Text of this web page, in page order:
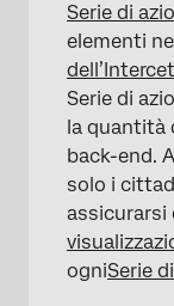
Serie di
elementi
Serie di
la quantità
back-end.
solo i
assicurarsi
ogniSerie